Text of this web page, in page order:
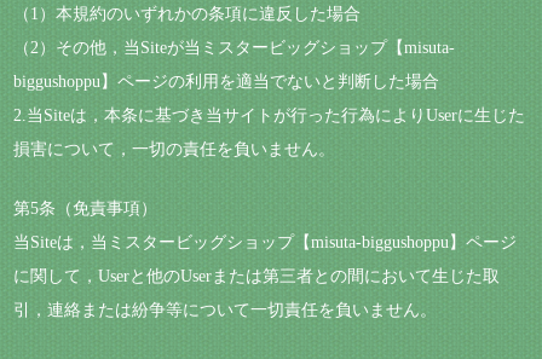
（1）本規約のいずれかの条項に違反した場合
（2）その他，当Siteが当ミスタービッグショップ【misuta-
biggushoppu】ページの利用を適当でないと判断した場合
2.当Siteは，本条に基づき当サイトが行った行為によりUserに生じた
損害について，一切の責任を負いません。
第5条（免責事項）
当Siteは，当ミスタービッグショップ【misuta-biggushoppu】ページ
に関して，Userと他のUserまたは第三者との間において生じた取
引，連絡または紛争等について一切責任を負いません。